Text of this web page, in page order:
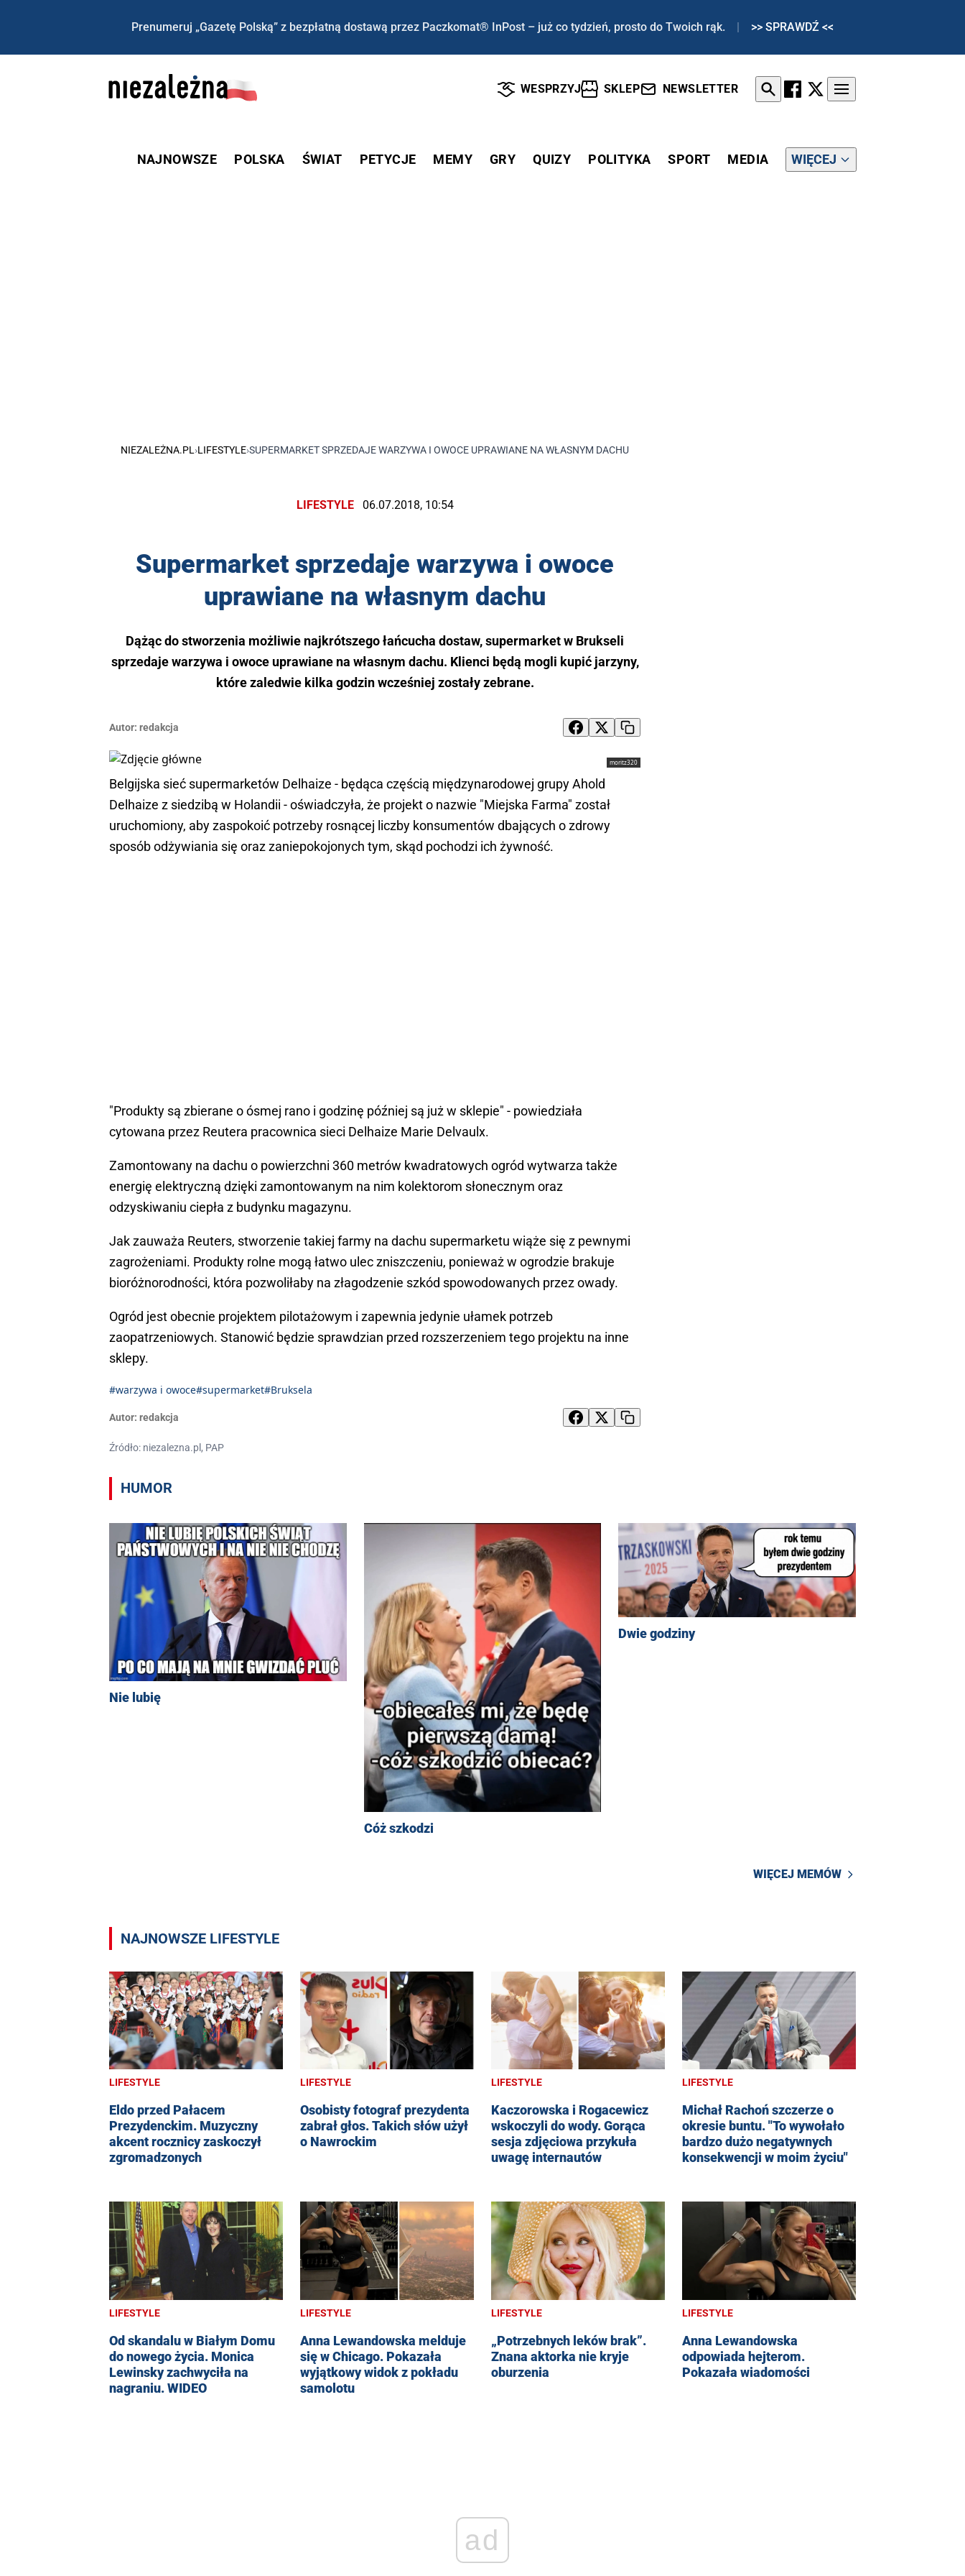
Prenumeruj „Gazetę Polską” z bezpłatną dostawą przez Paczkomat® InPost – już co tydzień, prosto do Twoich rąk. | >> SPRAWDŹ <<
WESPRZYJ SKLEP NEWSLETTER
NAJNOWSZE POLSKA ŚWIAT PETYCJE MEMY GRY QUIZY POLITYKA SPORT MEDIA WIĘCEJ
NIEZALEŻNA.PL ›LIFESTYLE›SUPERMARKET SPRZEDAJE WARZYWA I OWOCE UPRAWIANE NA WŁASNYM DACHU
LIFESTYLE 06.07.2018, 10:54
Supermarket sprzedaje warzywa i owoce
uprawiane na własnym dachu
Dążąc do stworzenia możliwie najkrótszego łańcucha dostaw, supermarket w Brukseli
sprzedaje warzywa i owoce uprawiane na własnym dachu. Klienci będą mogli kupić jarzyny,
które zaledwie kilka godzin wcześniej zostały zebrane.
Autor: redakcja
moritz320
Belgijska sieć supermarketów Delhaize - będąca częścią międzynarodowej grupy Ahold
Delhaize z siedzibą w Holandii - oświadczyła, że projekt o nazwie "Miejska Farma" został
uruchomiony, aby zaspokoić potrzeby rosnącej liczby konsumentów dbających o zdrowy
sposób odżywiania się oraz zaniepokojonych tym, skąd pochodzi ich żywność.
"Produkty są zbierane o ósmej rano i godzinę później są już w sklepie" - powiedziała
cytowana przez Reutera pracownica sieci Delhaize Marie Delvaulx.
Zamontowany na dachu o powierzchni 360 metrów kwadratowych ogród wytwarza także
energię elektryczną dzięki zamontowanym na nim kolektorom słonecznym oraz
odzyskiwaniu ciepła z budynku magazynu.
Jak zauważa Reuters, stworzenie takiej farmy na dachu supermarketu wiąże się z pewnymi
zagrożeniami. Produkty rolne mogą łatwo ulec zniszczeniu, ponieważ w ogrodzie brakuje
bioróżnorodności, która pozwoliłaby na złagodzenie szkód spowodowanych przez owady.
Ogród jest obecnie projektem pilotażowym i zapewnia jedynie ułamek potrzeb
zaopatrzeniowych. Stanowić będzie sprawdzian przed rozszerzeniem tego projektu na inne
sklepy.
#warzywa i owoce#supermarket#Bruksela
Autor: redakcja
Źródło: niezalezna.pl, PAP
HUMOR
Nie lubię
Cóż szkodzi
Dwie godziny
WIĘCEJ MEMÓW
NAJNOWSZE LIFESTYLE
LIFESTYLE
Eldo przed Pałacem
Prezydenckim. Muzyczny
akcent rocznicy zaskoczył
zgromadzonych
LIFESTYLE
Osobisty fotograf prezydenta
zabrał głos. Takich słów użył
o Nawrockim
LIFESTYLE
Kaczorowska i Rogacewicz
wskoczyli do wody. Gorąca
sesja zdjęciowa przykuła
uwagę internautów
LIFESTYLE
Michał Rachoń szczerze o
okresie buntu. "To wywołało
bardzo dużo negatywnych
konsekwencji w moim życiu"
LIFESTYLE
Od skandalu w Białym Domu
do nowego życia. Monica
Lewinsky zachwyciła na
nagraniu. WIDEO
LIFESTYLE
Anna Lewandowska melduje
się w Chicago. Pokazała
wyjątkowy widok z pokładu
samolotu
LIFESTYLE
„Potrzebnych leków brak”.
Znana aktorka nie kryje
oburzenia
LIFESTYLE
Anna Lewandowska
odpowiada hejterom.
Pokazała wiadomości
ad